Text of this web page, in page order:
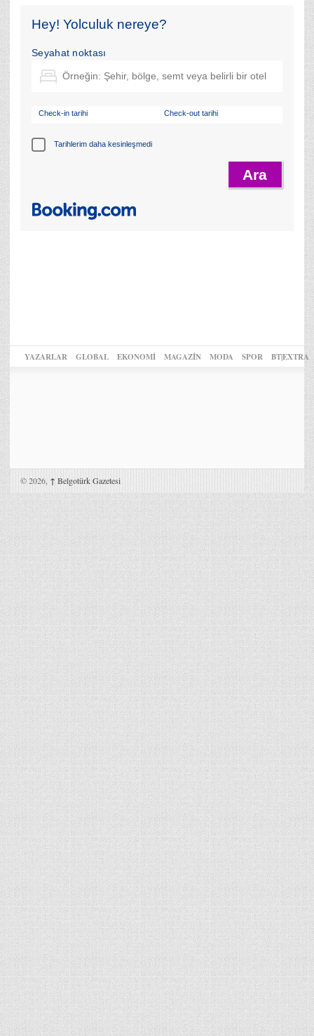
Hey! Yolculuk nereye?
Seyahat noktası
Check-in tarihi Check-out tarihi
Tarihlerim daha kesinleşmedi
YAZARLAR GLOBAL EKONOMİ MAGAZİN MODA SPOR BT|EXTRA
© 2026, ↑ Belgotürk Gazetesi